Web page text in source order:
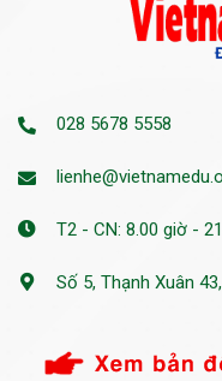
028 5678 5558
T2 - CN: 8.00 giờ -
Số 5, Thạnh Xuân